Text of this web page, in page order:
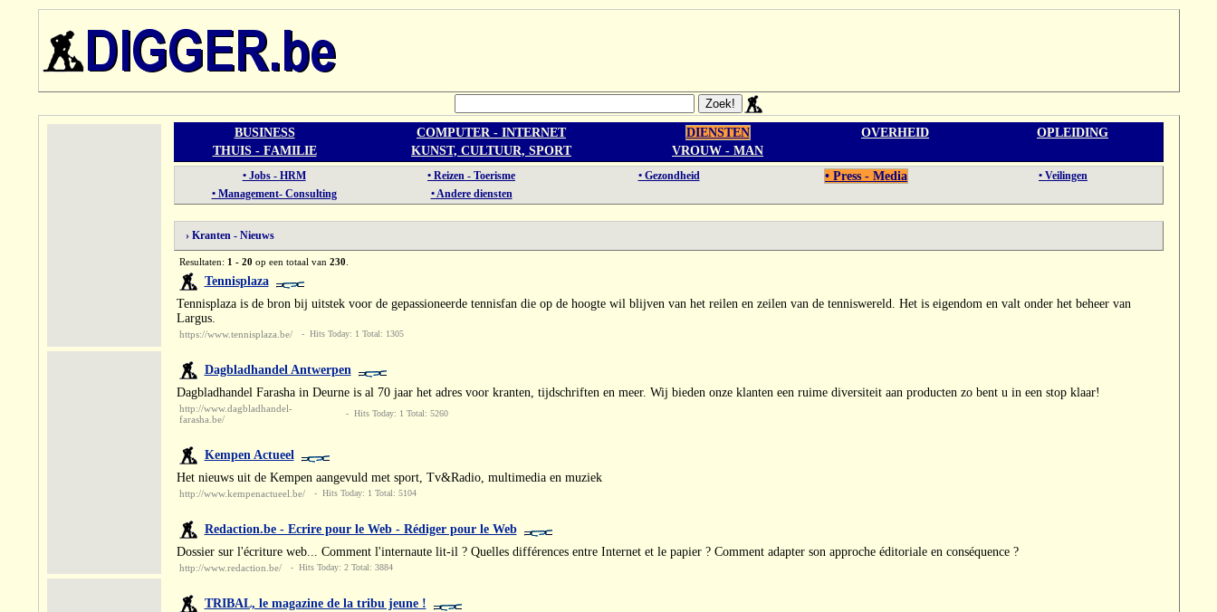
BUSINESS COMPUTER - INTERNET DIENSTEN OVERHEID
OPLEIDING
THUIS - FAMILIE
KUNST, CULTUUR, SPORT VROUW - MAN
• Jobs - HRM • Reizen - Toerisme • Gezondheid • Press - Media
• Veilingen
• Management- Consulting
• Andere diensten
› Kranten - Nieuws
Resultaten: 1 - 20 op een totaal van 230
Tennisplaza
Tennisplaza is de bron bij uitstek voor de gepassioneerde tennisfan die op de hoogte wil blijven van het reilen en zeilen van de tenniswereld. Het is eigendom en valt onder het beheer van
Largus.
https://www.tennisplaza.be/ - Hits Today: 1 Total: 1305
Dagbladhandel Antwerpen
Dagbladhandel Farasha in Deurne is al 70 jaar het adres voor kranten, tijdschriften en meer. Wij bieden onze klanten een ruime diversiteit aan producten zo bent u in een stop klaar!
http://www.dagbladhandel-
farasha.be/
- Hits Today: 1 Total: 5260
Kempen Actueel
Het nieuws uit de Kempen aangevuld met sport, Tv&Radio, multimedia en muziek
http://www.kempenactueel.be/ - Hits Today: 1 Total: 5104
Redaction.be - Ecrire pour le Web - Rédiger pour le Web
Dossier sur l'écriture web... Comment l'internaute lit-il ? Quelles différences entre Internet et le papier ? Comment adapter son approche éditoriale en conséquence ?
http://www.redaction.be/ - Hits Today: 2 Total: 3884
TRIBAL, le magazine de la tribu jeune !